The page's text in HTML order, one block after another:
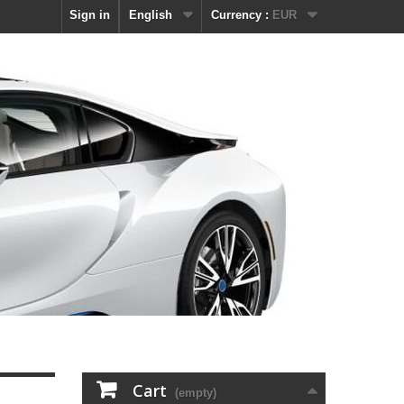
Currency : EUR
English
Sign in
Cart (empty)